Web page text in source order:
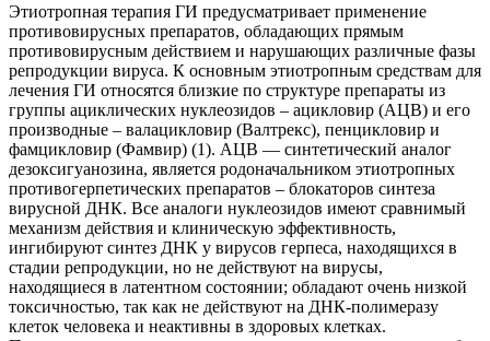
Этиотропная терапия ГИ предусматривает применение
противовирусных препаратов, обладающих прямым
противовирусным действием и нарушающих различные фазы
репродукции вируса. К основным этиотропным средствам для
лечения ГИ относятся близкие по структуре препараты из
группы ациклических нуклеозидов – ацикловир (АЦВ) и его
производные – валацикловир (Валтрекс), пенцикловир и
фамцикловир (Фамвир) (1). АЦВ — синтетический аналог
дезоксигуанозина, является родоначальником этиотропных
противогерпетических препаратов – блокаторов синтеза
вирусной ДНК. Все аналоги нуклеозидов имеют сравнимый
механизм действия и клиническую эффективность,
ингибируют синтез ДНК у вирусов герпеса, находящихся в
стадии репродукции, но не действуют на вирусы,
находящиеся в латентном состоянии; обладают очень низкой
токсичностью, так как не действуют на ДНК-полимеразу
клеток человека и неактивны в здоровых клетках.